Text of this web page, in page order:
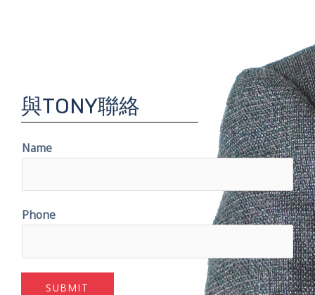
與TONY聯絡
Name
Phone
SUBMIT